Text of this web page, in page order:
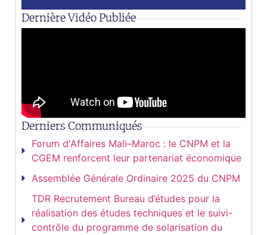
Dernière Vidéo Publiée
Derniers Communiqués
Forum d'Affaires Mali–Maroc : le CNPM et la
CGEM renforcent leur partenariat économique
Assemblée Générale Ordinaire 2025 du CNPM
TDR Recrutement Bureau d’études pour la
réalisation des études techniques et le suivi-
contrôle du programme de solarisation du